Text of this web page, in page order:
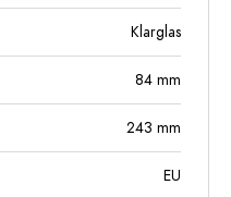
Klarglas
84 mm
243 mm
EU